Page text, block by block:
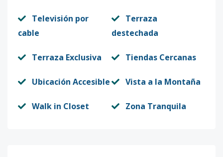
Televisión por
cable
Terraza
destechada
Terraza Exclusiva Tiendas Cercanas
Ubicación Accesible Vista a la Montaña
Walk in Closet Zona Tranquila